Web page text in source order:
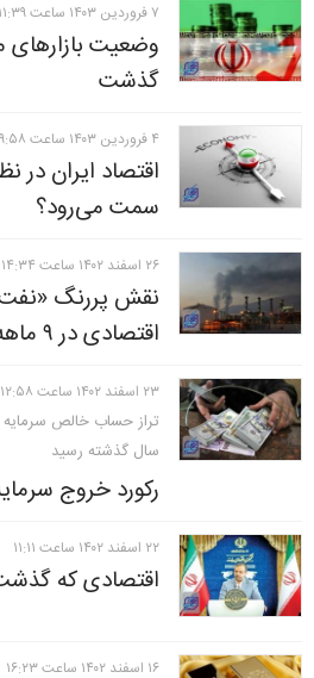
۷ فروردين ۱۴۰۳ ساعت ۱۱:۳۹
وضعیت بازارهای
گذشت
۴ فروردين ۱۴۰۳ ساعت ۱۹:۵۸
اقتصاد ایران در
سمت می‌رود؟
۲۶ اسفند ۱۴۰۲ ساعت ۱۴:۳۴
نقش پررنگ
اقتصادی در ۹ ماهه ۱۴۰۲
۲۳ اسفند ۱۴۰۲ ساعت ۱۲:۵۸
تراز حساب خالص سرمایه
سال گذشته رسید
رکورد خروج
۲۲ اسفند ۱۴۰۲ ساعت ۱۱:۱۱
اقتصادی که
۱۶ اسفند ۱۴۰۲ ساعت ۱۶:۲۳